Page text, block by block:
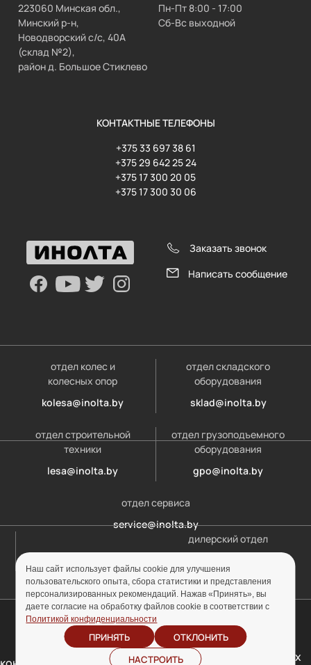
223060 Минская обл.,
Минский р-н,
Новодворский с/с, 40А
(склад №2),
район д. Большое Стиклево
Пн-Пт 8:00 - 17:00
Сб-Вс выходной
КОНТАКТНЫЕ ТЕЛЕФОНЫ
+375 33 697 38 61
+375 29 642 25 24
+375 17 300 20 05
+375 17 300 30 06
Заказать звонок
Написать сообщение
отдел колес и
колесных опор
kolesa@inolta.by
отдел складского
оборудования
sklad@inolta.by
отдел строительной
техники
lesa@inolta.by
отдел грузоподъемного
оборудования
gpo@inolta.by
отдел сервиса
service@inolta.by
дилерский отдел
© ООО «Инолта» 2010-2026 г. УНП 691302759
Политика
Отзыв согласия на
обработку персональных
Наш сайт использует файлы cookie для улучшения
пользовательского опыта, сбора статистики и представления
персонализированных рекомендаций. Нажав «Принять», вы
даете согласие на обработку файлов cookie в соответствии с
Политикой конфиденциальности
ПРИНЯТЬ
ОТКЛОНИТЬ
НАСТРОИТЬ